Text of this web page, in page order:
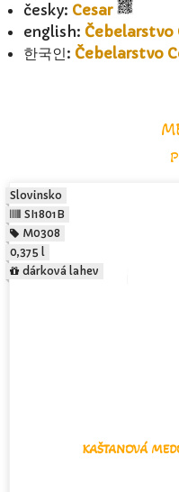
česky: Cesar
english: Čebelarstvo
한국인: Čebelarstvo
KAŠTANOVÁ
Slovinsko
SI1801B
M0308
0,375 l
dárková lahev